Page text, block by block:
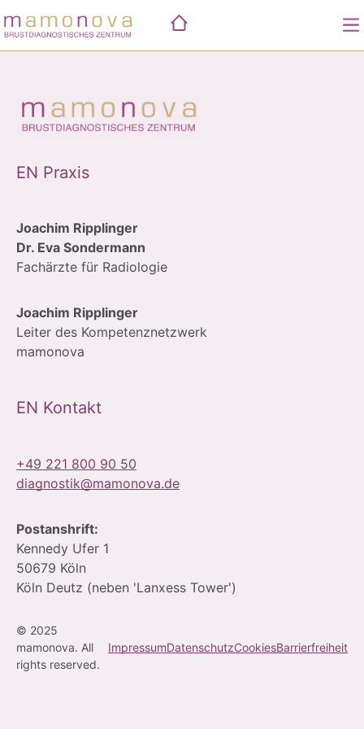
to
content
Practices
Performance
Biopsie
Mammographie
Contact
EN Praxis
Joachim Ripplinger
Dr. Eva Sondermann
Fachärzte für Radiologie
Joachim Ripplinger
Leiter des Kompetenznetzwerk
mamonova
EN Kontakt
+49 221 800 90 50
diagnostik@mamonova.de
Postanshrift:
Kennedy Ufer 1
50679 Köln
Köln Deutz (neben 'Lanxess Tower')
© 2025
mamonova. All
rights reserved.
ImpressumDatenschutzCookiesBarrierfreiheit